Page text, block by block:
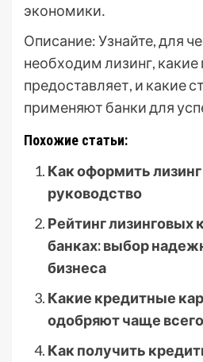
экономики․
Описание: Узнайте, для
необходим лизинг,
предоставляет, и какие
применяют банки для
Похожие статьи:
Как оформить
руководство
Рейтинг лизинговых
банках: выбор
бизнеса
Какие кредитные
одобряют чаще всего
Как получить